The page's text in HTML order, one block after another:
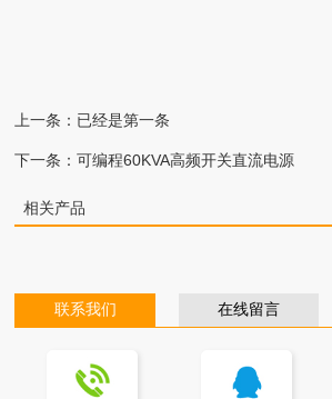
上一条：已经是第一条
下一条：可编程60KVA高频开关直流电源
相关产品
联系我们 在线留言